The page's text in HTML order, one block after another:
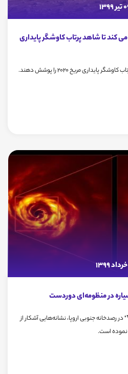
کند تا شاهد پرتاب کاوشگر پایداری
مریخ 2020 را پوشش دهند.
در منظومه‌ای دوردست
داده‌های تلسکوپ بسیار بزرگ "VLT" در رصدخانه‌ جنوبی اروپا، نشانه‌هایی آشکار از
نموده است.